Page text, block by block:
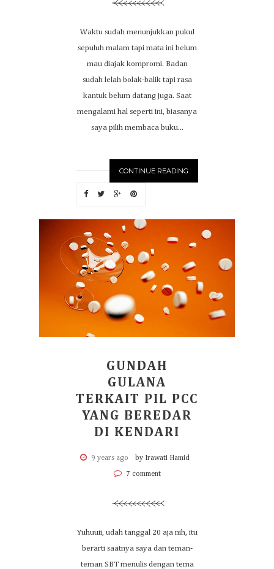
Waktu sudah menunjukkan pukul
sepuluh malam tapi mata ini belum
mau diajak kompromi. Badan
sudah lelah bolak-balik tapi rasa
kantuk belum datang juga. Saat
mengalami hal seperti ini, biasanya
saya pilih membaca buku...
CONTINUE READING
GUNDAH
GULANA
TERKAIT PIL PCC
YANG BEREDAR
DI KENDARI
9 years ago by Irawati Hamid
7 comment
Yuhuuii, udah tanggal 20 aja nih, itu
berarti saatnya saya dan teman-
teman SBT menulis dengan tema